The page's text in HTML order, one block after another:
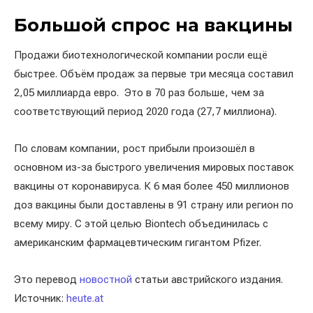
Большой спрос на вакцины
Продажи биотехнологической компании росли ещё
быстрее. Объём продаж за первые три месяца составил
2,05 миллиарда евро. Это в 70 раз больше, чем за
соответствующий период 2020 года (27,7 миллиона).
По словам компании, рост прибыли произошёл в
основном из-за быстрого увеличения мировых поставок
вакцины от коронавируса. К 6 мая более 450 миллионов
доз вакцины были доставлены в 91 страну или регион по
всему миру. С этой целью Biontech объединилась с
американским фармацевтическим гигантом Pfizer.
Это перевод новостной статьи австрийского издания.
Источник: heute.at